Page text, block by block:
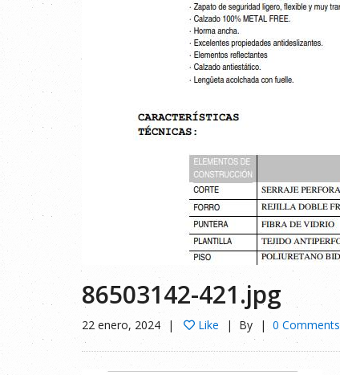
86503142-421.jpg
22 enero, 2024 Like By 0 Comments